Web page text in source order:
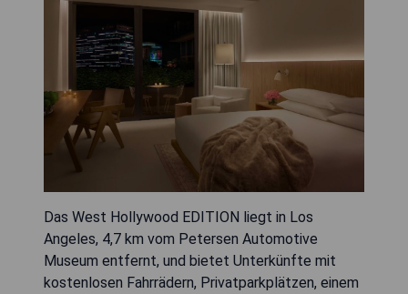
Das West Hollywood EDITION liegt in Los
Angeles, 4,7 km vom Petersen Automotive
Museum entfernt, und bietet Unterkünfte mit
kostenlosen Fahrrädern, Privatparkplätzen, einem